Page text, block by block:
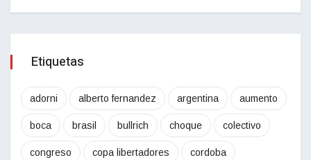
Etiquetas
adorni alberto fernandez argentina aumento
boca brasil bullrich choque colectivo
congreso copa libertadores cordoba